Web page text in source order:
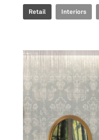
Retail Interiors